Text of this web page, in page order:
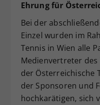
Ehrung für
Bei der
Einzel wurden im
Tennis in Wien alle
Medienvertreter
der Österreichische
der Sponsoren und
hochkarätigen, sich